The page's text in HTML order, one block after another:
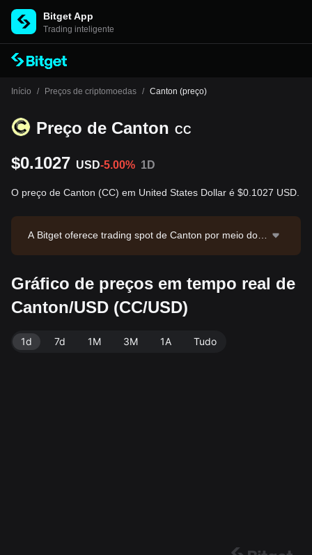
Bitget App
Trading inteligente
Início / Preços de criptomoedas / Canton (preço)
Preço de Canton CC
$0.1027 USD-5.00% 1D
O preço de Canton (CC) em United States Dollar é $0.1027 USD.
A Bitget oferece trading spot de Canton por meio do p
anton possui valor de mercado de $4,032,683,035.77
e oferta em circulação de 39.27B CC. Fonte dos dado
s: Bitget. Última atualização: 2026-08-06 02:08:13.
Gráfico de preços em tempo real de
Canton/USD (CC/USD)
1d 7d 1M 3M 1A Tudo